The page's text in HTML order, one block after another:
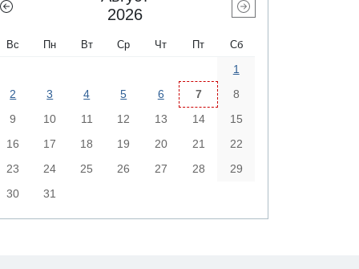
2026
Вс Пн Вт Ср Чт Пт Сб
1
2
3 4 5 6 7
8
9
10 11 12 13 14
15
16
17 18 19 20 21
22
23
24 25 26 27 28
29
30
31